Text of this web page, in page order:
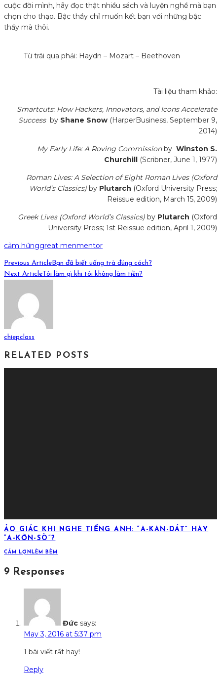
cuộc đời mình, hãy đọc thật nhiều sách và luyện nghề mà bạn
chọn cho thạo. Bậc thầy chỉ muốn kết bạn với những bậc
thầy mà thôi.
Từ trái qua phải: Haydn – Mozart – Beethoven
Tài liệu tham khảo:
Smartcuts: How Hackers, Innovators, and Icons Accelerate
Successby Shane Snow (HarperBusiness, September 9,
2014)
My Early Life: A Roving Commissionby Winston S.
Churchill
(Scribner, June 1, 1977)
Roman Lives: A Selection of Eight Roman Lives (Oxford
World’s Classics) by Plutarch (Oxford University Press;
Reissue edition, March 15, 2009)
Greek Lives (Oxford World’s Classics) by Plutarch (Oxford
University Press; 1st Reissue edition, April 1, 2009)
cảm hứnggreat menmentor
Previous ArticleBạn đã biết uống trà đúng cách?
Next Article Tôi làm gì khi tôi không làm tiền?
chiepclass
RELATED POSTS
ẢO GIÁC KHI NGHE TIẾNG ANH: “A-KAN-DÁT” HAY
“A-KỜN-SÒ”?
CÁM LỢN LÈM BÈM
9 Responses
Đức says:
May 3, 2016 at 5:37 pm
1 bài viết rất hay!
Reply